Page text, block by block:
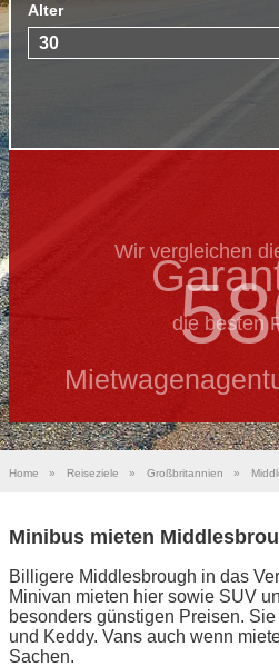
Alter
Wir vergleichen
die besten
Home » Reiseziele » Großbritannien »
Minibus mieten
Billigere Middlesbrough in das
Minivan mieten hier sowie SUV
besonders günstigen Preisen.
und Keddy. Vans auch wenn
Sachen.